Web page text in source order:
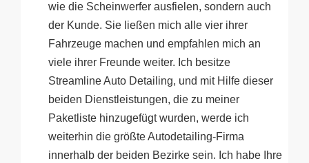
wie die Scheinwerfer ausfielen, sondern auch
der Kunde. Sie ließen mich alle vier ihrer
Fahrzeuge machen und empfahlen mich an
viele ihrer Freunde weiter. Ich besitze
Streamline Auto Detailing, und mit Hilfe dieser
beiden Dienstleistungen, die zu meiner
Paketliste hinzugefügt wurden, werde ich
weiterhin die größte Autodetailing-Firma
innerhalb der beiden Bezirke sein. Ich habe Ihre